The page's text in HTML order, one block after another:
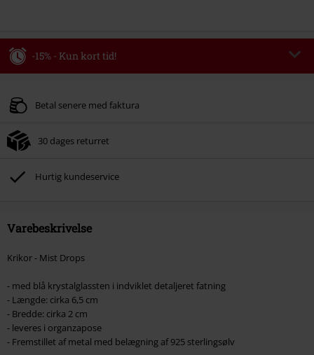
-15% - Kun kort tid!
Gælder indtil kl 09-08-2026
Efter du har indtastet koden, fratrækkes rabatten automatisk ved
Kan ikke kombineres med andre Salgsfremmende koder. Undtaget fra
Betal senere med faktura
30 dages returret
Hurtig kundeservice
Varebeskrivelse
Krikor - Mist Drops
- med blå krystalglassten i indviklet detaljeret fatning
- Længde: cirka 6,5 cm
- Bredde: cirka 2 cm
- leveres i organzapose
- Fremstillet af metal med belægning af 925 sterlingsølv